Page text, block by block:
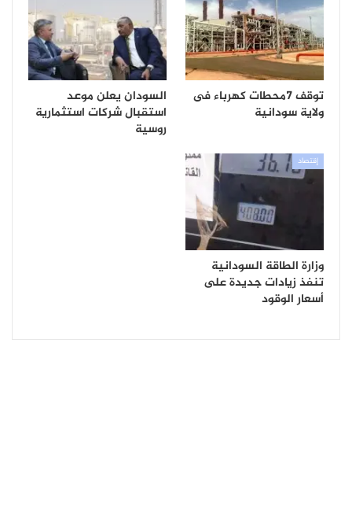
توقف 7محطات كهرباء فى
ولاية سودانية
السودان يعلن موعد
استقبال شركات استثمارية
روسية
إقتصاد
وزارة الطاقة السودانية
تنفذ زيادات جديدة على
أسعار الوقود